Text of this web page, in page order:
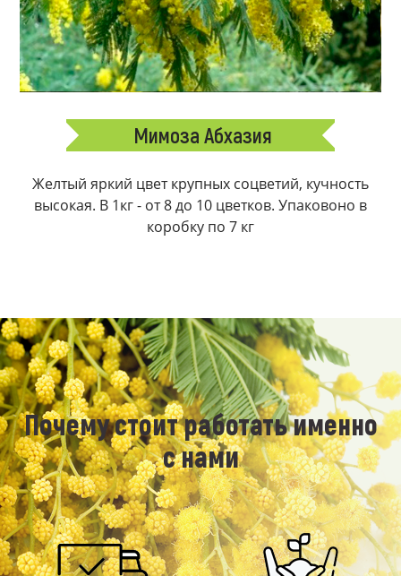
Мимоза Абхазия
Желтый яркий цвет крупных соцветий, кучность
высокая. В 1кг - от 8 до 10 цветков. Упаковоно в
коробку по 7 кг
Почему стоит работать именно
с нами